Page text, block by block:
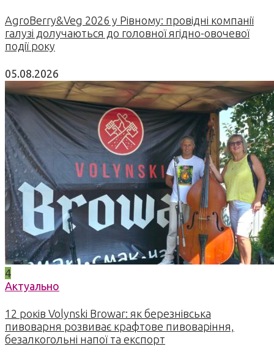
AgroBerry&Veg 2026 у Рівному: провідні компанії
галузі долучаються до головної ягідно-овочевої
події року
05.08.2026
4
Актуально
12 років Volynski Browar: як березнівська
пивоварня розвиває крафтове пивоваріння,
безалкогольні напої та експорт